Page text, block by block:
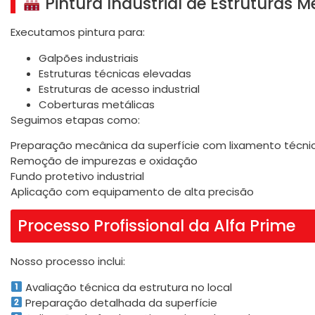
Executamos pintura para:
Galpões industriais
Estruturas técnicas elevadas
Estruturas de acesso industrial
Coberturas metálicas
Seguimos etapas como:
Preparação mecânica da superfície com lixamento
Remoção de impurezas e oxidação
Fundo protetivo industrial
Aplicação com equipamento de alta precisão
Processo Profissional da Alfa Prime
Nosso processo inclui:
Avaliação técnica da estrutura no local
Preparação detalhada da superfície